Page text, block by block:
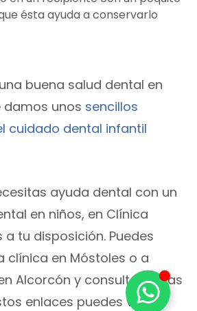
ésta ayuda a conservarlo
buena salud dental en
damos unos sencillos
cuidado dental infantil
ayuda dental con un
en niños, en Clínica
tu disposición. Puedes
clínica en Móstoles o a
Alcorcón y consultar todas
enlaces puedes ver la